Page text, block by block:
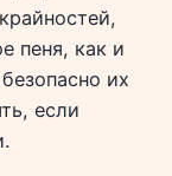
пеня, как и
их
если